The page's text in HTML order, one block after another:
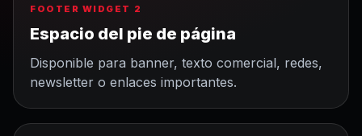
FOOTER WIDGET 2
Espacio del pie de página
Disponible para banner, texto comercial, redes,
newsletter o enlaces importantes.